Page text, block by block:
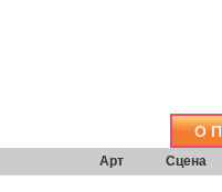
О
Арт Сцена